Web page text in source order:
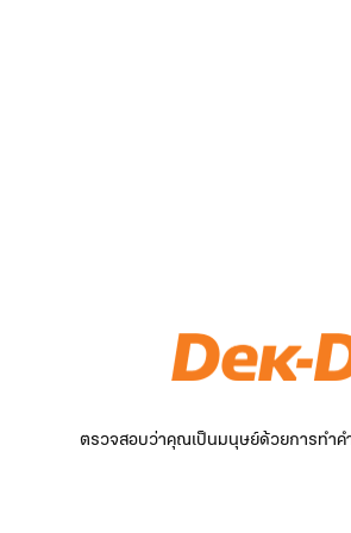
ตรวจสอบว่าคุณเป็นมนุษย์ด้วยการทำค